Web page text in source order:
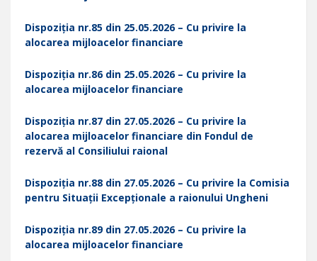
Dispoziția nr.85 din 25.05.2026 – Cu privire la
alocarea mijloacelor financiare
Dispoziția nr.86 din 25.05.2026 – Cu privire la
alocarea mijloacelor financiare
Dispoziția nr.87 din 27.05.2026 – Cu privire la
alocarea mijloacelor financiare din Fondul de
rezervă al Consiliului raional
Dispoziția nr.88 din 27.05.2026 – Cu privire la Comisia
pentru Situații Excepționale a raionului Ungheni
Dispoziția nr.89 din 27.05.2026 – Cu privire la
alocarea mijloacelor financiare